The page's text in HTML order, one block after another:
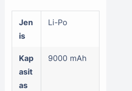
Jen
is
Li-Po
Kap
asit
as
9000 mAh